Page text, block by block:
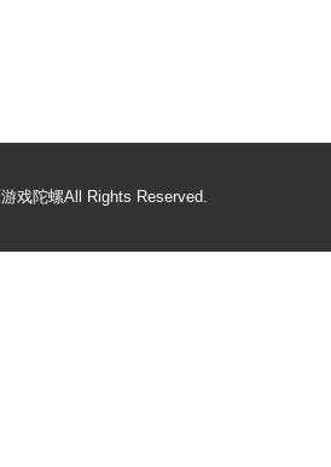
游戏陀螺All Rights Reserved.